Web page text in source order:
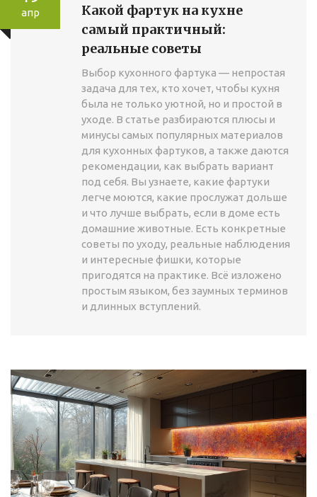
апр
Какой фартук на кухне
самый практичный:
реальные советы
Выбор кухонного фартука — непростая
задача для тех, кто хочет, чтобы кухня
была не только уютной, но и простой в
уходе. В статье разбираются плюсы и
минусы самых популярных материалов
для кухонных фартуков, а также даются
рекомендации, как выбрать вариант
под себя. Вы узнаете, какие фартуки
легче моются, какие прослужат дольше
и что лучше выбрать, если в доме есть
домашние животные. Есть конкретные
советы по уходу, реальные наблюдения
и интересные фишки, которые
пригодятся на практике. Всё изложено
простым языком, без заумных терминов
и длинных вступлений.